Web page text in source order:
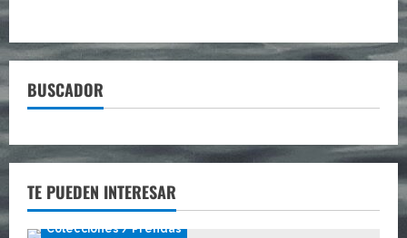
BUSCADOR
TE PUEDEN INTERESAR
Colecciones / Prendas